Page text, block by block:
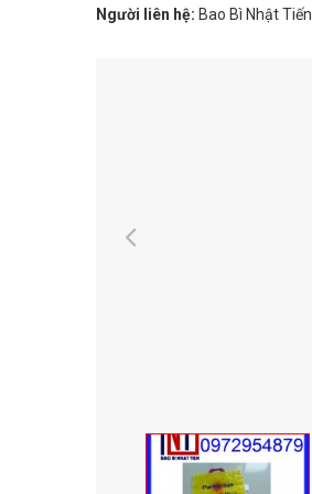
Người liên hệ: Bao Bì Nhật Tiến